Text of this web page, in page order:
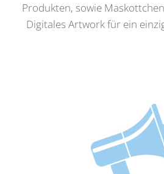
Produkten, sowie
Digitales Artwork für ein